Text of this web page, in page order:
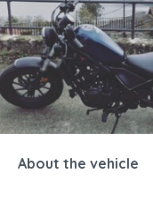
About the vehicle